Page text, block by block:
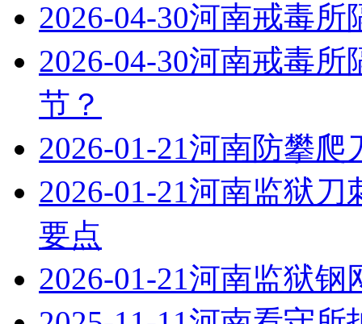
2026-04-30河南戒毒所
2026-04-30河南戒毒所
节？
2026-01-21河南防攀爬
2026-01-21河南监狱刀
要点
2026-01-21河南监狱钢